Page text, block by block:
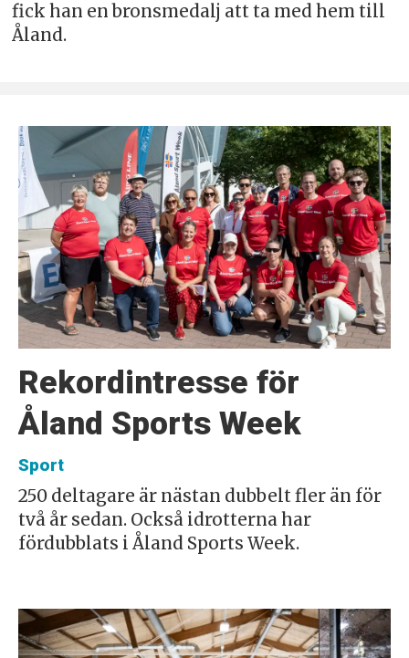
fick han en bronsmedalj att ta med hem till
Åland.
Rekordintresse för
Åland Sports Week
Sport
250 deltagare är nästan dubbelt fler än för
två år sedan. Också idrotterna har
fördubblats i Åland Sports Week.